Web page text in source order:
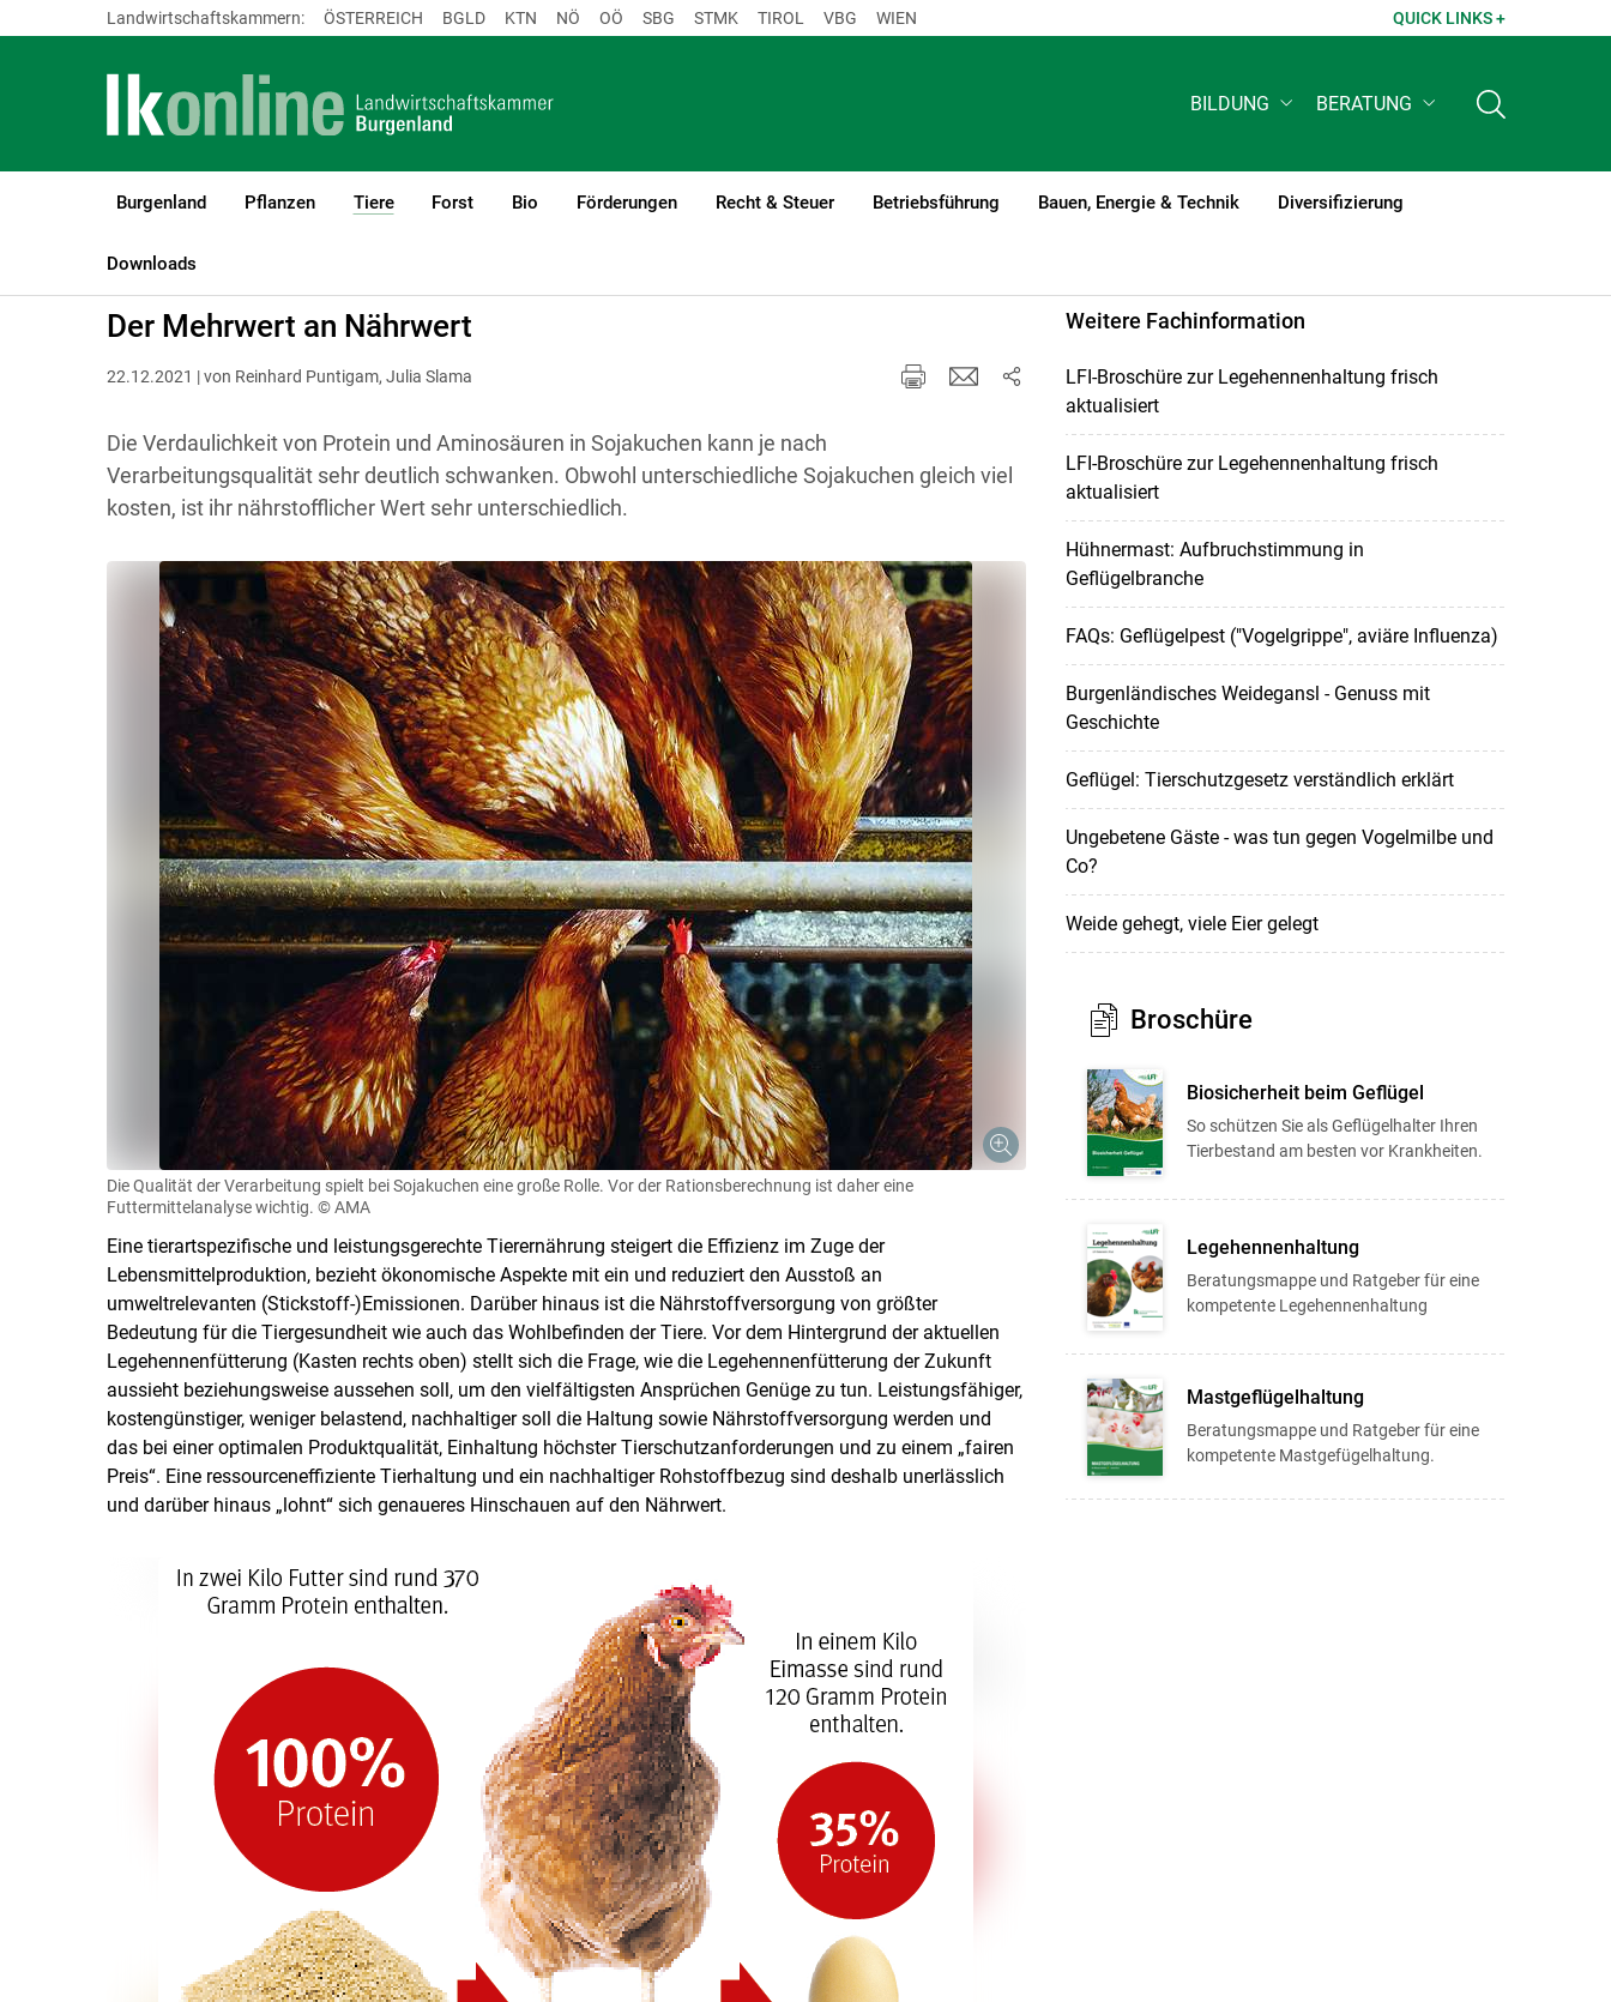
Skip to main content
Landwirtschaftskammern: ÖSTERREICH BGLD KTN NÖ OÖ SBG STMK TIROL VBG WIEN QUICK LINKS +
BILDUNG BERATUNG
Burgenland Pflanzen Tiere
(current)1
Forst Bio Förderungen Recht & Steuer Betriebsführung Bauen, Energie & Technik Diversifizierung
Downloads
LK Burgenland
Der Mehrwert an Nährwert
22.12.2021 | von Reinhard Puntigam, Julia Slama
Die Verdaulichkeit von Protein und Aminosäuren in Sojakuchen kann je nach
Verarbeitungsqualität sehr deutlich schwanken. Obwohl unterschiedliche Sojakuchen gleich viel
kosten, ist ihr nährstofflicher Wert sehr unterschiedlich.
Die Qualität der Verarbeitung spielt bei Sojakuchen eine große Rolle. Vor der Rationsberechnung ist daher eine
Futtermittelanalyse wichtig. © AMA
Eine tierartspezifische und leistungsgerechte Tierernährung steigert die Effizienz im Zuge der
Lebensmittelproduktion, bezieht ökonomische Aspekte mit ein und reduziert den Ausstoß an
umweltrelevanten (Stickstoff-)Emissionen. Darüber hinaus ist die Nährstoffversorgung von größter
Bedeutung für die Tiergesundheit wie auch das Wohlbefinden der Tiere. Vor dem Hintergrund der aktuellen
Legehennenfütterung (Kasten rechts oben) stellt sich die Frage, wie die Legehennenfütterung der Zukunft
aussieht beziehungsweise aussehen soll, um den vielfältigsten Ansprüchen Genüge zu tun. Leistungsfähiger,
kostengünstiger, weniger belastend, nachhaltiger soll die Haltung sowie Nährstoffversorgung werden und
das bei einer optimalen Produktqualität, Einhaltung höchster Tierschutzanforderungen und zu einem „fairen
Preis“. Eine ressourceneffiziente Tierhaltung und ein nachhaltiger Rohstoffbezug sind deshalb unerlässlich
und darüber hinaus „lohnt“ sich genaueres Hinschauen auf den Nährwert.
Weitere Fachinformation
LFI-Broschüre zur Legehennenhaltung frisch
aktualisiert
LFI-Broschüre zur Legehennenhaltung frisch
aktualisiert
Hühnermast: Aufbruchstimmung in
Geflügelbranche
FAQs: Geflügelpest ("Vogelgrippe", aviäre Influenza)
Burgenländisches Weidegansl - Genuss mit
Geschichte
Geflügel: Tierschutzgesetz verständlich erklärt
Ungebetene Gäste - was tun gegen Vogelmilbe und
Co?
Weide gehegt, viele Eier gelegt
Broschüre
Biosicherheit beim Geflügel
So schützen Sie als Geflügelhalter Ihren
Tierbestand am besten vor Krankheiten.
Legehennenhaltung
Beratungsmappe und Ratgeber für eine
kompetente Legehennenhaltung
Mastgeflügelhaltung
Beratungsmappe und Ratgeber für eine
kompetente Mastgefügelhaltung.